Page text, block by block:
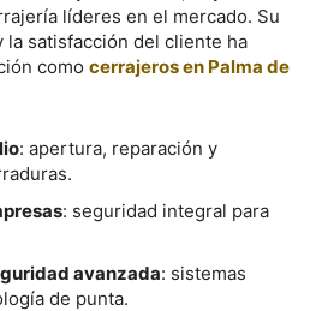
líderes en el mercado. Su
la satisfacción del cliente ha
como cerrajeros en Palma de
: apertura, reparación y
: seguridad integral para
avanzada: sistemas
de punta.